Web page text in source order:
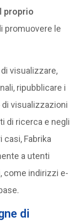
proprio
promuovere le
visualizzare,
ripubblicare i
visualizzazioni
di ricerca e negli
Fabrika
a utenti
come indirizzi e-
di